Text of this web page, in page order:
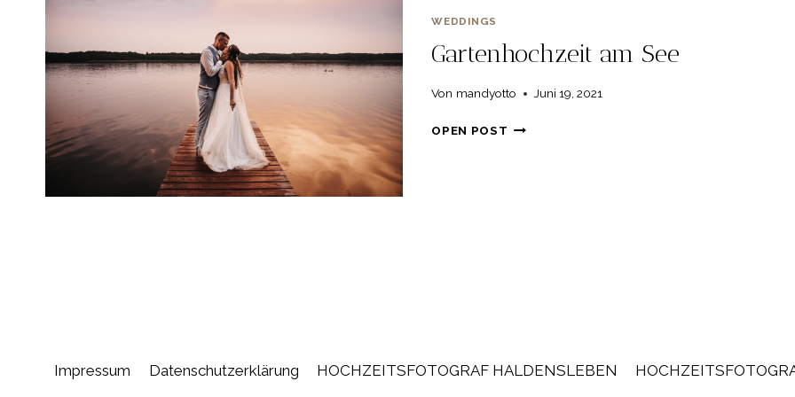
WEDDINGS
Gartenhochzeit am See
Von mandyotto Juni 19, 2021
OPEN POST GARTENHOCHZEIT
Impressum Datenschutzerklärung HOCHZEITSFOTOGRAF HALDENSLEBEN